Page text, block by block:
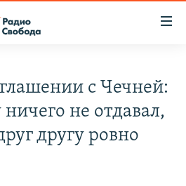
с Чечней:
не отдавал,
другу ровно